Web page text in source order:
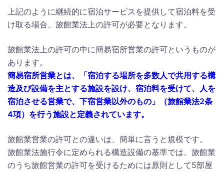
上記のように継続的に宿泊サービスを提供して宿泊料を受
け取る場合、旅館業法上の許可が必要となります。
旅館業法上の許可の中に簡易宿所営業の許可というものが
あります。
簡易宿所営業とは、「宿泊する場所を多数人で共用する構
造及び設備を主とする施設を設け、宿泊料を受けて、人を
宿泊させる営業で、下宿営業以外のもの」（旅館業法2条
4項）を行う施設と定義されています。
旅館業営業の許可との違いは、簡単に言うと規模です。
旅館業法施行令に定められる構造設備の基準では、旅館業
のうち旅館営業の許可を受けるためには原則として5部屋